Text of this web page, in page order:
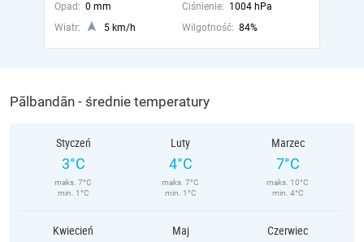
Opad: 0 mm Ciśnienie: 1004 hPa
Wiatr:
5 km/h Wilgotność: 84%
Pālbandān - średnie temperatury
Styczeń
3°C
maks. 7°C
min. 1°C
Luty
4°C
maks. 7°C
min. 1°C
Marzec
7°C
maks. 10°C
min. 4°C
Kwiecień Maj Czerwiec